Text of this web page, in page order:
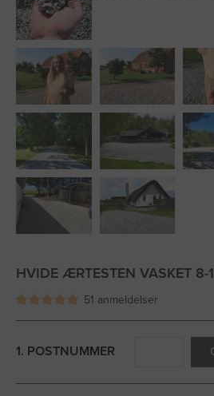
HVIDE ÆRTESTEN VASKET 8-
51 anmeldelser
1. POSTNUMMER